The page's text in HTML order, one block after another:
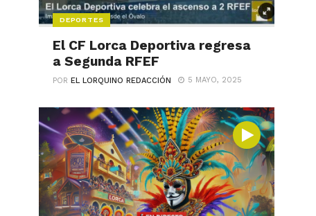
DEPORTES
El CF Lorca Deportiva regresa
a Segunda RFEF
POREL LORQUINO REDACCIÓN 5 MAYO, 2025